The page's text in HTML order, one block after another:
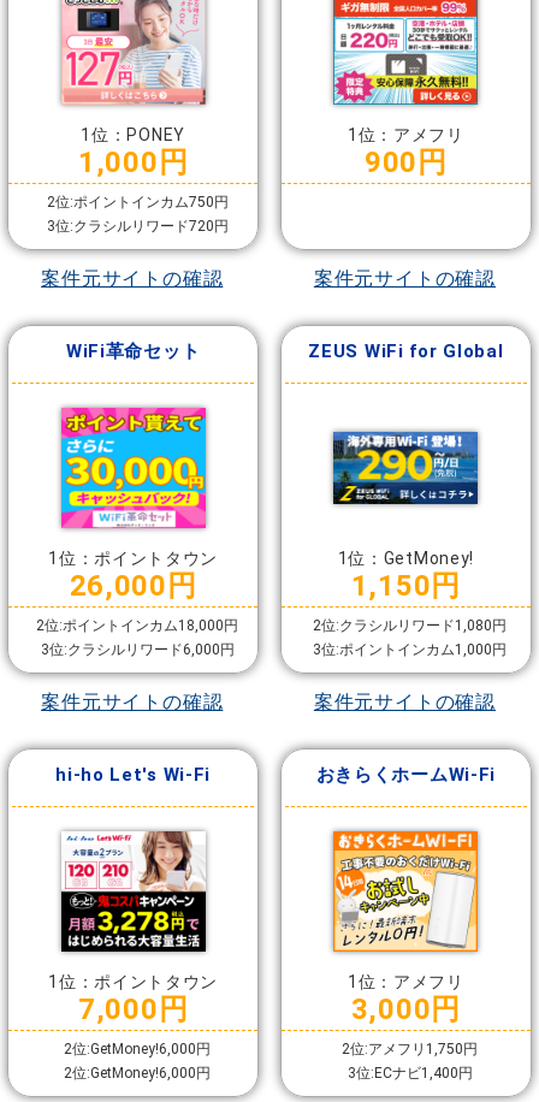
1位：PONEY
1,000円
2位:ポイントインカム750円
3位:クラシルリワード720円
案件元サイトの確認
1位：アメフリ
900円
案件元サイトの確認
WiFi革命セット
1位：ポイントタウン
26,000円
2位:ポイントインカム18,000円
3位:クラシルリワード6,000円
案件元サイトの確認
ZEUS WiFi for Global
1位：GetMoney!
1,150円
2位:クラシルリワード1,080円
3位:ポイントインカム1,000円
案件元サイトの確認
hi-ho Let's Wi-Fi
1位：ポイントタウン
7,000円
2位:GetMoney!6,000円
2位:GetMoney!6,000円
おきらくホームWi-Fi
1位：アメフリ
3,000円
2位:アメフリ1,750円
3位:ECナビ1,400円